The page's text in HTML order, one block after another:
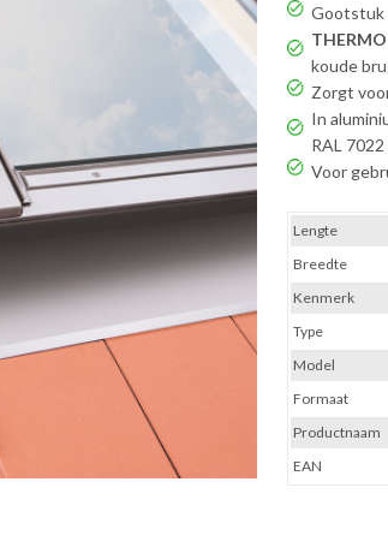
Gootstuk
koude
Zorgt
In
RAL 7022
Voor
Lengte
Breedte
Kenmerk
Type
Model
Formaat
Productnaam
EAN